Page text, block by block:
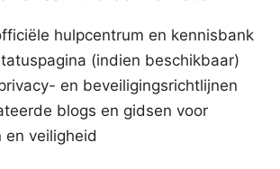
hulpcentrum en kennisbank
(indien beschikbaar)
en beveiligingsrichtlijnen
blogs en gidsen voor
en veiligheid